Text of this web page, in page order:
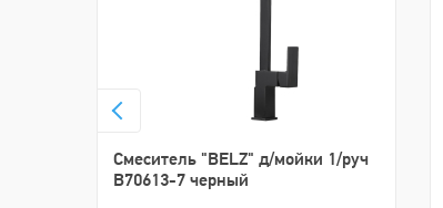
Смеситель "BELZ" д/мойки 1/руч
B70613-7 черный